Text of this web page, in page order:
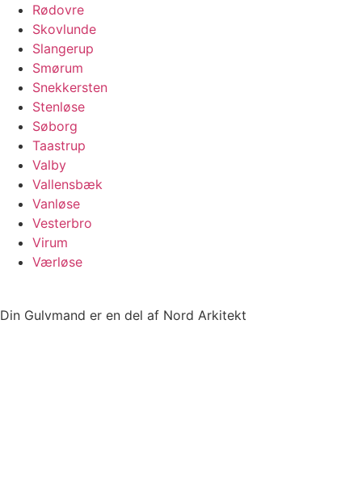
Rødovre
Skovlunde
Slangerup
Smørum
Snekkersten
Stenløse
Søborg
Taastrup
Valby
Vallensbæk
Vanløse
Vesterbro
Virum
Værløse
Din Gulvmand er en del af Nord Arkitekt